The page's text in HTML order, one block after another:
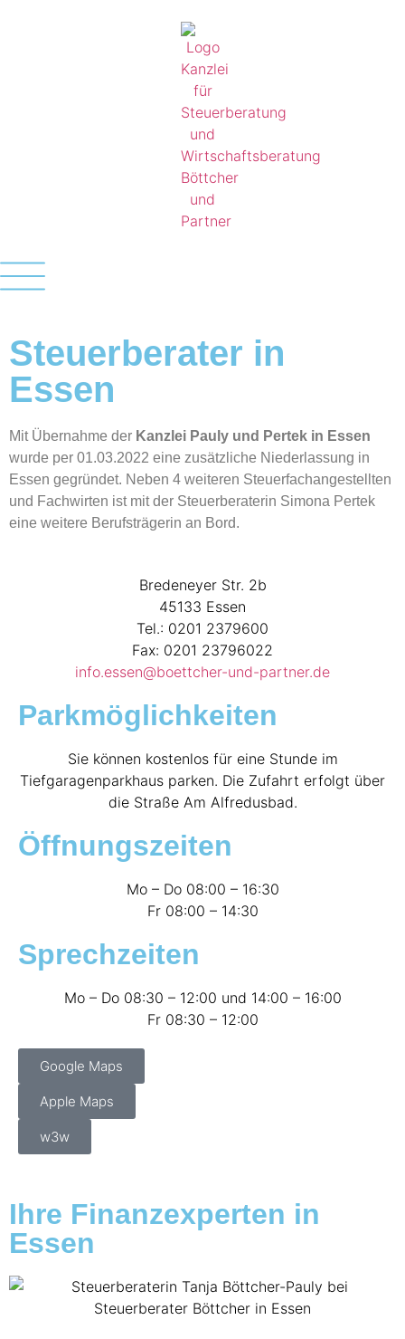
Steuerberater in
Essen
Mit Übernahme der Kanzlei Pauly und Pertek in Essen
wurde per 01.03.2022 eine zusätzliche Niederlassung in
Essen gegründet. Neben 4 weiteren Steuerfachangestellten
und Fachwirten ist mit der Steuerberaterin Simona Pertek
eine weitere Berufsträgerin an Bord.
Bredeneyer Str. 2b
45133 Essen
Tel.: 0201 2379600
Fax: 0201 23796022
info.essen@boettcher-und-partner.de
Parkmöglichkeiten
Sie können kostenlos für eine Stunde im
Tiefgaragenparkhaus parken. Die Zufahrt erfolgt über
die Straße Am Alfredusbad.
Öffnungszeiten
Mo – Do 08:00 – 16:30
Fr 08:00 – 14:30
Sprechzeiten
Mo – Do 08:30 – 12:00 und 14:00 – 16:00
Fr 08:30 – 12:00
Google Maps
Apple Maps
w3w
Ihre Finanzexperten in
Essen